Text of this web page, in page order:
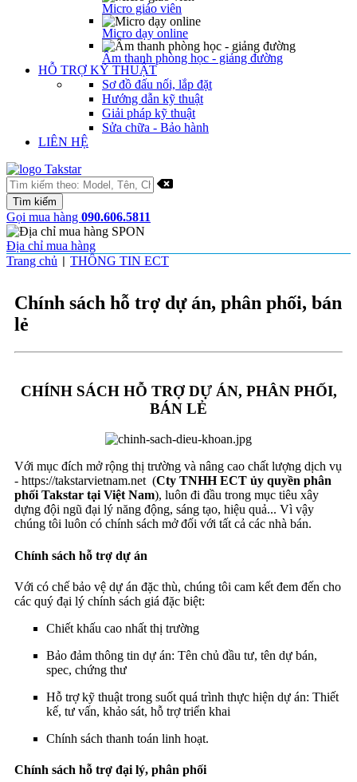
Micro giáo viên
Micro dạy online
Âm thanh phòng học - giảng đường
HỖ TRỢ KỸ THUẬT
Sơ đồ đấu nối, lắp đặt
Hướng dẫn kỹ thuật
Giải pháp kỹ thuật
Sửa chữa - Bảo hành
LIÊN HỆ
Gọi mua hàng 090.606.5811
Địa chỉ mua hàng
Trang chủ
THÔNG TIN ECT
Chính sách hỗ trợ dự án, phân phối, bán
lẻ
CHÍNH SÁCH HỖ TRỢ DỰ ÁN, PHÂN PHỐI,
BÁN LẺ
Với mục đích mở rộng thị trường và nâng cao chất lượng dịch vụ
- https://takstarvietnam.net (Cty TNHH ECT ủy quyền phân
phối Takstar tại Việt Nam), luôn đi đầu trong mục tiêu xây
dựng đội ngũ đại lý năng động, sáng tạo, hiệu quả... Vì vậy
chúng tôi luôn có chính sách mở đối với tất cả các nhà bán.
Chính sách hỗ trợ dự án
Với có chế bảo vệ dự án đặc thù, chúng tôi cam kết đem đến cho
các quý đại lý chính sách giá đặc biệt:
Chiết khấu cao nhất thị trường
Bảo đảm thông tin dự án: Tên chủ đầu tư, tên dự bán,
spec, chứng thư
Hỗ trợ kỹ thuật trong suốt quá trình thực hiện dự án: Thiết
kế, tư vấn, khảo sát, hỗ trợ triển khai
Chính sách thanh toán linh hoạt.
Chính sách hỗ trợ đại lý, phân phối